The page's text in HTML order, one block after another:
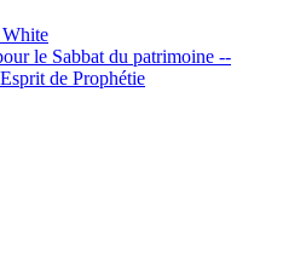
le Sabbat du patrimoine --
de Prophétie